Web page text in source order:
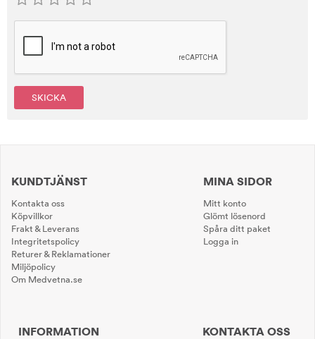
SKICKA
KUNDTJÄNST
Kontakta oss
Köpvillkor
Frakt & Leverans
Integritetspolicy
Returer & Reklamationer
Miljöpolicy
Om Medvetna.se
MINA SIDOR
Mitt konto
Glömt lösenord
Spåra ditt paket
Logga in
INFORMATION KONTAKTA OSS